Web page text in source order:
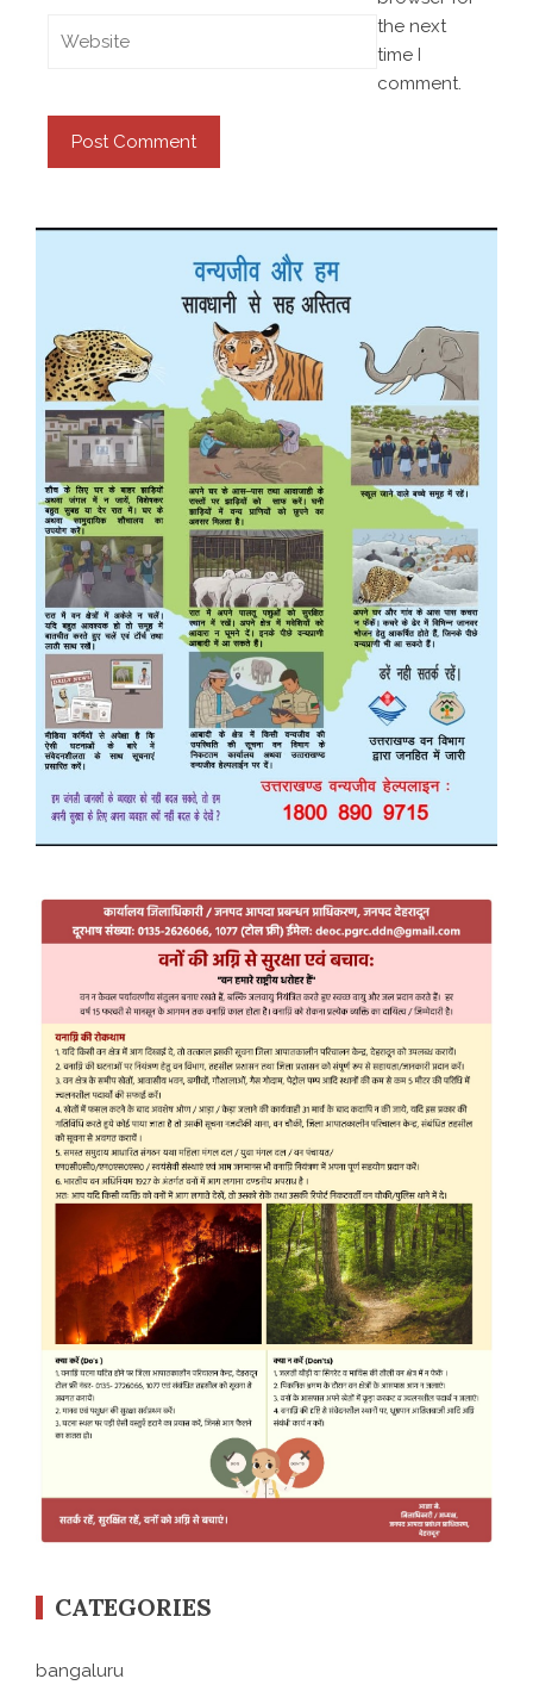
the next
time I
comment.
CATEGORIES
bangaluru